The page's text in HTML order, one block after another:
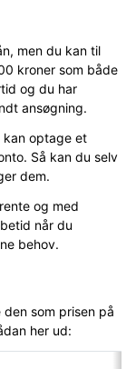
men du kan til
kroner som både
og du har
ansøgning.
kan optage et
Så kan du selv
dem.
og med
når du
behov.
som prisen på
her ud: